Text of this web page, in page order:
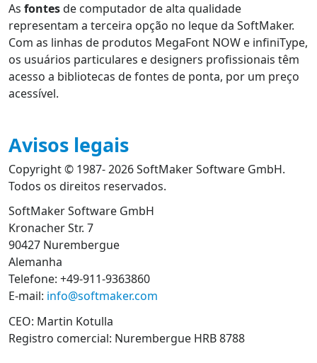
As fontesde computador de alta qualidade
representam a terceira opção no leque da SoftMaker.
Com as linhas de produtos MegaFont NOW e infiniType,
os usuários particulares e designers profissionais têm
acesso a bibliotecas de fontes de ponta, por um preço
acessível.
Avisos legais
Copyright © 1987- 2026 SoftMaker Software GmbH.
Todos os direitos reservados.
SoftMaker Software GmbH
Kronacher Str. 7
90427 Nurembergue
Alemanha
Telefone: +49-911-9363860
E-mail: info@softmaker.com
CEO: Martin Kotulla
Registro comercial: Nurembergue HRB 8788